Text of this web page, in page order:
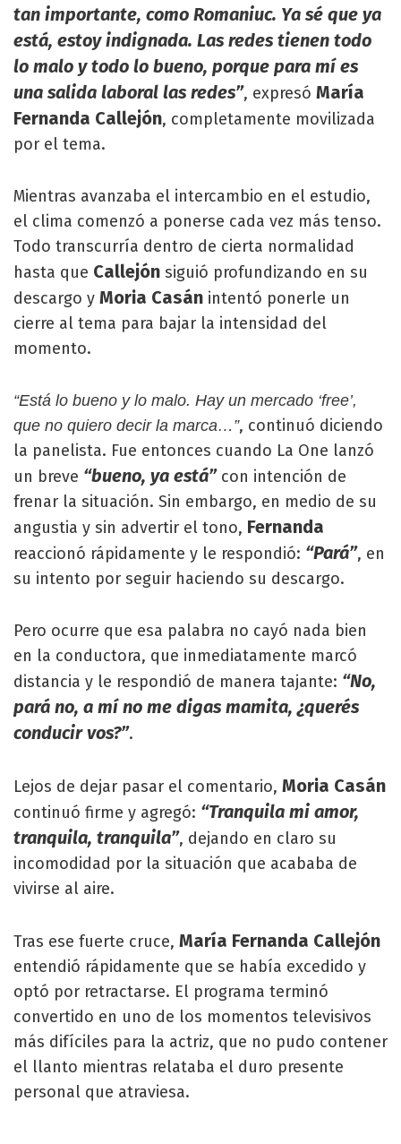
tan importante, como Romaniuc. Ya sé que ya
está, estoy indignada. Las redes tienen todo
lo malo y todo lo bueno, porque para mí es
una salida laboral las redes”, expresó María
Fernanda Callejón, completamente movilizada
por el tema.
Mientras avanzaba el intercambio en el estudio,
el clima comenzó a ponerse cada vez más tenso.
Todo transcurría dentro de cierta normalidad
hasta que Callejón siguió profundizando en su
descargo y Moria Casán intentó ponerle un
cierre al tema para bajar la intensidad del
momento.
“Está lo bueno y lo malo. Hay un mercado ‘free’,
que no quiero decir la marca…”, continuó diciendo
la panelista. Fue entonces cuando La One lanzó
un breve “bueno, ya está”con intención de
frenar la situación. Sin embargo, en medio de su
angustia y sin advertir el tono, Fernanda
reaccionó rápidamente y le respondió: “Pará”, en
su intento por seguir haciendo su descargo.
Pero ocurre que esa palabra no cayó nada bien
en la conductora, que inmediatamente marcó
distancia y le respondió de manera tajante: “No,
pará no, a mí no me digas mamita, ¿querés
conducir vos?”.
Lejos de dejar pasar el comentario, Moria Casán
continuó firme y agregó: “Tranquila mi amor,
tranquila, tranquila”, dejando en claro su
incomodidad por la situación que acababa de
vivirse al aire.
Tras ese fuerte cruce, María Fernanda Callejón
entendió rápidamente que se había excedido y
optó por retractarse. El programa terminó
convertido en uno de los momentos televisivos
más difíciles para la actriz, que no pudo contener
el llanto mientras relataba el duro presente
personal que atraviesa.